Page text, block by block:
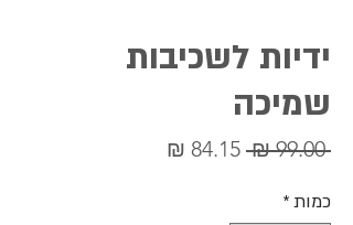
ידיות לשכיבות
שמיכה
‏99.00 ‏₪
מחיר
כמות*